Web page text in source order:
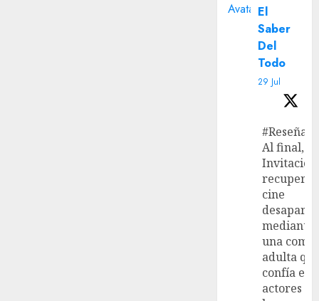
Avatar El
Saber
Del
Todo
29 Jul
#Reseña
Al final,
recupera
cine
mediante
una
adulta
confía en
actores y